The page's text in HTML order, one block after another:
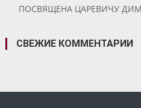
ПОСВЯЩЕНА ЦАРЕВИЧУ
СВЕЖИЕ КОММЕНТАРИИ